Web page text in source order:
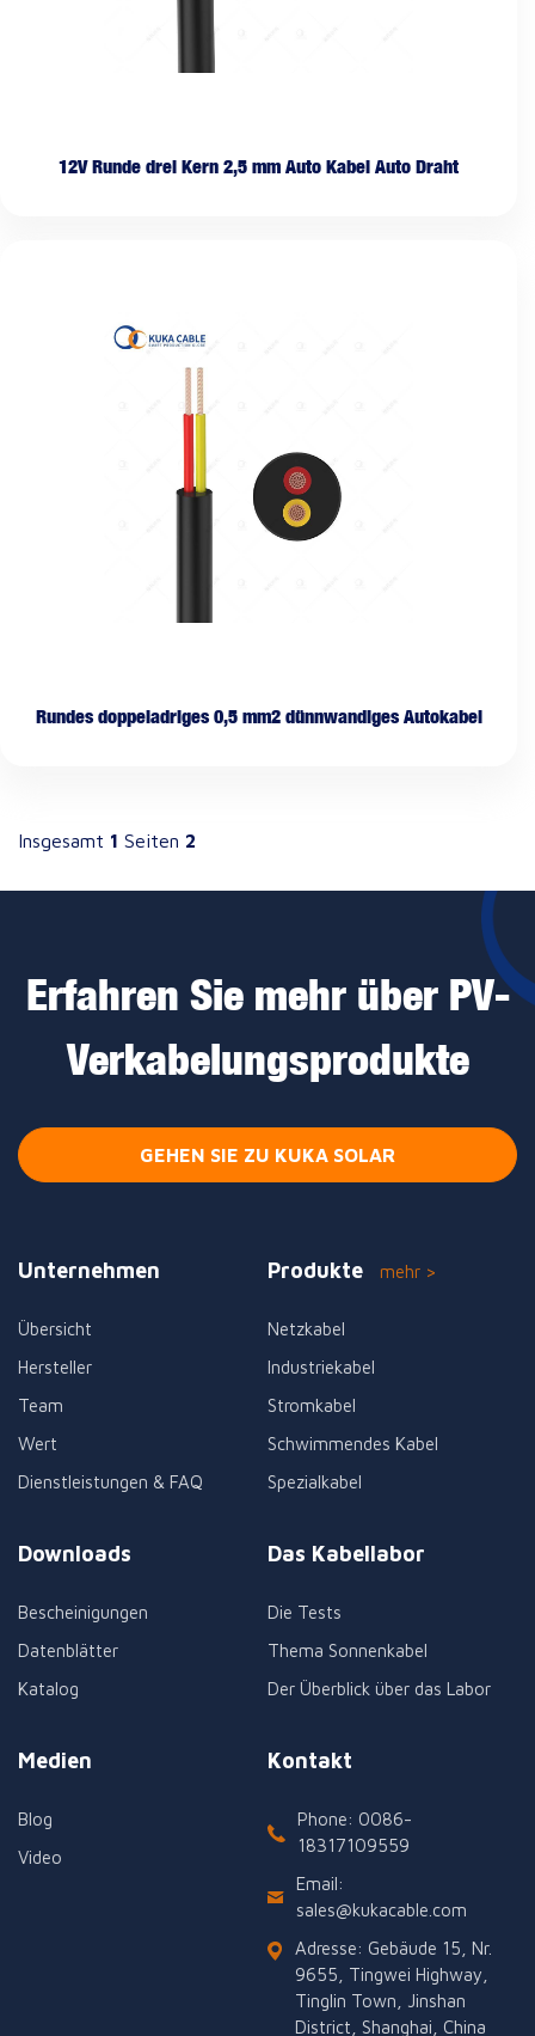
12V Runde drei Kern 2,5 mm Auto Kabel Auto Draht
Rundes doppeladriges 0,5 mm2 dünnwandiges Autokabel
Insgesamt 1 Seiten 2
Erfahren Sie mehr über PV-
Verkabelungsprodukte
GEHEN SIE ZU KUKA SOLAR
Unternehmen
Übersicht
Hersteller
Team
Wert
Dienstleistungen & FAQ
Produkte mehr >
Netzkabel
Industriekabel
Stromkabel
Schwimmendes Kabel
Spezialkabel
Downloads
Bescheinigungen
Datenblätter
Katalog
Das Kabellabor
Die Tests
Thema Sonnenkabel
Der Überblick über das Labor
Medien
Blog
Video
Kontakt
Phone: 0086-
18317109559
Email:
sales@kukacable.com
Adresse: Gebäude 15, Nr.
9655, Tingwei Highway,
Tinglin Town, Jinshan
District, Shanghai, China